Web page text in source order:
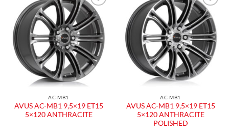
Aggiungi
alla lista
dei
desideri
AC-MB1
AVUS AC-MB1 9,5×19 ET15
5×120 ANTHRACITE
Aggiungi
alla lista
dei
desideri
AC-MB1
AVUS AC-MB1 9,5×19 ET15
5×120 ANTHRACITE
POLISHED